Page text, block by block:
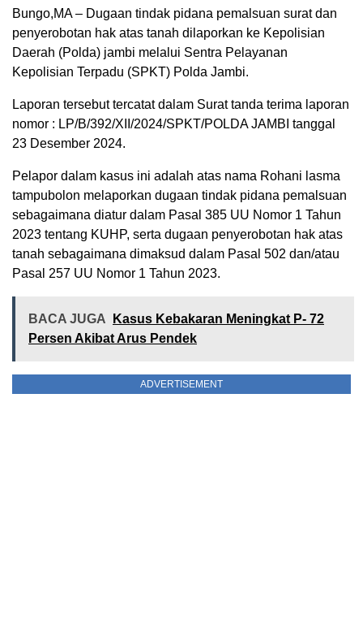
Bungo,MA – Dugaan tindak pidana pemalsuan surat dan
penyerobotan hak atas tanah dilaporkan ke Kepolisian
Daerah (Polda) jambi melalui Sentra Pelayanan
Kepolisian Terpadu (SPKT) Polda Jambi.
Laporan tersebut tercatat dalam Surat tanda terima laporan
nomor : LP/B/392/XII/2024/SPKT/POLDA JAMBI tanggal
23 Desember 2024.
Pelapor dalam kasus ini adalah atas nama Rohani lasma
tampubolon melaporkan dugaan tindak pidana pemalsuan
sebagaimana diatur dalam Pasal 385 UU Nomor 1 Tahun
2023 tentang KUHP, serta dugaan penyerobotan hak atas
tanah sebagaimana dimaksud dalam Pasal 502 dan/atau
Pasal 257 UU Nomor 1 Tahun 2023.
BACA JUGA
Kasus Kebakaran Meningkat P- 72
Persen Akibat Arus Pendek
ADVERTISEMENT